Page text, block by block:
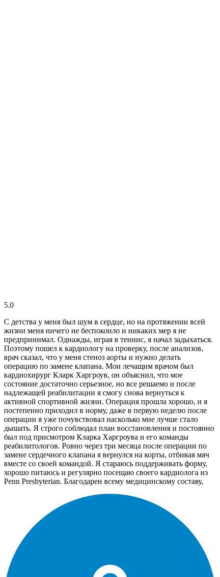
5.0
С детства у меня был шум в сердце, но на протяжении всей
жизни меня ничего не беспокоило и никаких мер я не
предпринимал. Однажды, играя в теннис, я начал задыхаться.
Поэтому пошел к кардиологу на проверку, после анализов,
врач сказал, что у меня стеноз аорты и нужно делать
операцию по замене клапана. Мои лечащим врачом был
кардиохирург Кларк Харгроув, он объяснил, что мое
состояние достаточно серьезное, но все решаемо и после
надлежащей реабилитации я смогу снова вернуться к
активной спортивной жизни. Операция прошла хорошо, и я
постепенно приходил в норму, даже в первую неделю после
операции я уже почувствовал насколько мне лучше стало
дышать. Я строго соблюдал план восстановления и постоянно
был под присмотром Кларка Харгроува и его команды
реабилитологов. Ровно через три месяца после операции по
замене сердечного клапана я вернулся на корты, отбивая мяч
вместе со своей командой. Я стараюсь поддерживать форму,
хорошо питаюсь и регулярно посещаю своего кардиолога из
Penn Presbyterian. Благодарен всему медицинскому составу,